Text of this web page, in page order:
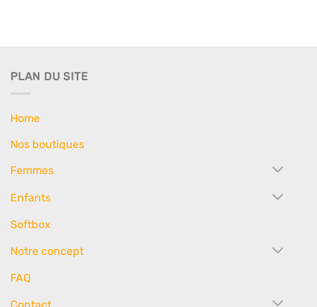
PLAN DU SITE
Home
Nos boutiques
Femmes
Enfants
Softbox
Notre concept
FAQ